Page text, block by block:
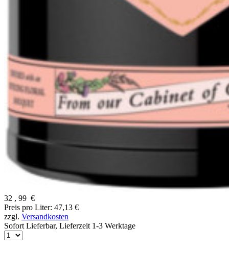
32 , 99 €
Preis pro Liter: 47,13 €
zzgl. Versandkosten
Sofort Lieferbar, Lieferzeit 1-3 Werktage